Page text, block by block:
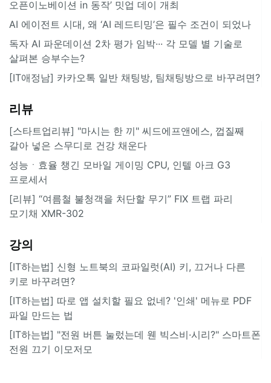
오픈이노베이션 in 동작’ 밋업 데이 개최
AI 에이전트 시대, 왜 ‘AI 레드티밍’은 필수 조건이 되었나
독자 AI 파운데이션 2차 평가 임박··· 각 모델 별 기술로
살펴본 승부수는?
[IT애정남] 카카오톡 일반 채팅방, 팀채팅방으로 바꾸려면?
리뷰
[스타트업리뷰] "마시는 한 끼" 씨드에프앤에스, 껍질째
갈아 넣은 스무디로 건강 채운다
성능ㆍ효율 챙긴 모바일 게이밍 CPU, 인텔 아크 G3
프로세서
[리뷰] “여름철 불청객을 처단할 무기” FIX 트랩 파리
모기채 XMR-302
강의
[IT하는법] 신형 노트북의 코파일럿(AI) 키, 끄거나 다른
키로 바꾸려면?
[IT하는법] 따로 앱 설치할 필요 없네? '인쇄' 메뉴로 PDF
파일 만드는 법
[IT하는법] "전원 버튼 눌렀는데 웬 빅스비·시리?" 스마트폰
전원 끄기 이모저모